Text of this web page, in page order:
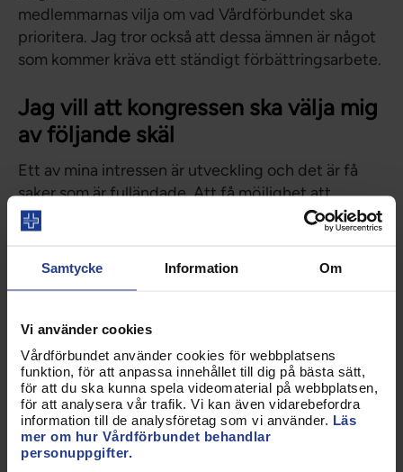
Samtycke Information Om
Vi använder cookies
Vårdförbundet använder cookies för webbplatsens
funktion, för att anpassa innehållet till dig på bästa sätt,
för att du ska kunna spela videomaterial på webbplatsen,
för att analysera vår trafik. Vi kan även vidarebefordra
information till de analysföretag som vi använder. Läs
mer om hur Vårdförbundet behandlar
personuppgifter.
medlemmarnas vilja om vad Vårdförbundet ska
prioritera. Jag tror också att dessa ämnen är något
som kommer kräva ett ständigt förbättringsarbete.
Jag vill att kongressen ska välja mig
av följande skäl
Ett av mina intressen är utveckling och det är få
saker som är fulländade. Att få möjlighet att
verkligen gå på djupet i avtalen kommer att vara
både utmanande och utvecklande, men jag tror att
mitt engagemang kommer vara ett positivt bidrag
ambulanssjukvårdens upphandlingsgrupp i region
Västmanland, där vi arbetar med
upphandlingsunderlag för fordon.
Detta betyder demokrati för mig